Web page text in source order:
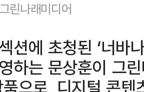
린나래미디어
션에 초청된 ‘너바
하는 문상훈이 그
으로, 디지털 콘